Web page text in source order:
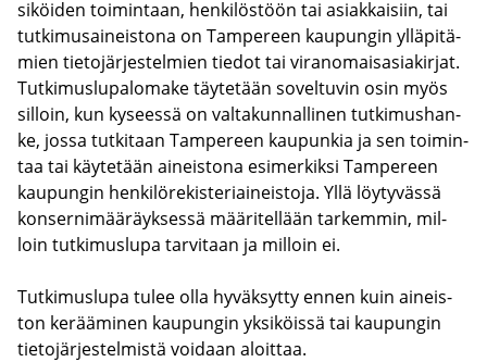
si­köi­den toi­min­taan, hen­ki­lös­töön tai asiak­kai­siin, tai
tut­ki­musai­neis­to­na on Tam­pe­reen kau­pun­gin yl­lä­pi­tä­
mien tie­to­jär­jes­tel­mien tie­dot tai vi­ran­omais­asia­kir­jat.
Tut­ki­mus­lu­pa­lo­ma­ke täy­te­tään so­vel­tu­vin osin myös
sil­loin, kun ky­sees­sä on val­ta­kun­nal­li­nen tut­ki­mus­han­
ke, jossa tut­ki­taan Tam­pe­reen kau­pun­kia ja sen toi­min­
taa tai käy­te­tään ai­neis­to­na esi­mer­kik­si Tam­pe­reen
kau­pun­gin hen­ki­lö­re­kis­te­riai­neis­to­ja. Yllä löy­ty­väs­sä
kon­ser­ni­mää­räyk­ses­sä mää­ri­tel­lään tar­kem­min, mil­
loin tut­ki­mus­lu­pa tar­vi­taan ja mil­loin ei.
Tut­ki­mus­lu­pa tulee olla hy­väk­syt­ty ennen kuin ai­neis­
ton ke­rää­mi­nen kau­pun­gin yk­si­köis­sä tai kau­pun­gin
tie­to­jär­jes­tel­mis­tä voi­daan aloit­taa.